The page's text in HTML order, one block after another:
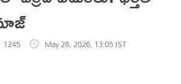
1245 May 28, 2026, 13:05 IST